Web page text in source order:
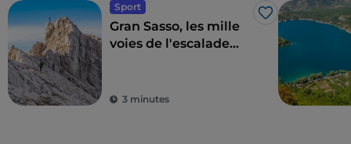
Sport
J’aime
Gran Sasso, les mille
voies de l'escalade
3 minutes